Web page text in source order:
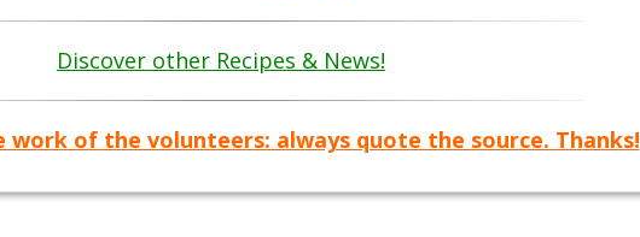
Discover other Recipes & News!
work of the volunteers: always quote the source. Thanks!